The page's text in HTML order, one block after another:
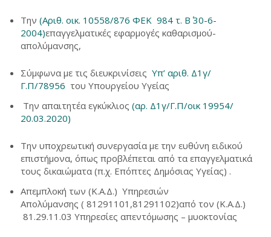
Την (Αριθ. οικ. 10558/876 ΦΕΚ 984 τ. Β΄ 30-6-
2004)επαγγελματικές εφαρμογές καθαρισμού-
απολύμανσης,
Σύμφωνα με τις διευκρινίσεις Υπ’ αριθ. Δ1γ/
Γ.Π/78956 του Υπουργείου Υγείας
Την απαιτητέα εγκύκλιος (αρ. Δ1γ/Γ.Π/οικ 19954/
20.03.2020)
Την υποχρεωτική συνεργασία με την ευθύνη ειδικού
επιστήμονα, όπως προβλέπεται από τα επαγγελματικά
τους δικαιώματα (π.χ. Επόπτες Δημόσιας Υγείας) .
Απεμπλοκή των (Κ.Α.Δ.) Υπηρεσιών
Απολύμανσης ( 81291101,81291102)από τον (Κ.Α.Δ.)
81.29.11.03 Υπηρεσίες απεντόμωσης – μυοκτονίας